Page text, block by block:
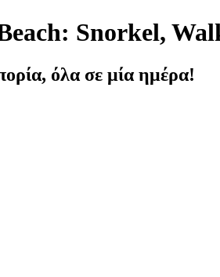
Snorkel,
όλα σε μία ημέρα!